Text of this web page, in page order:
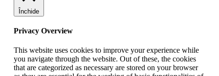
Închide
Privacy Overview
This website uses cookies to improve your experience while
you navigate through the website. Out of these, the cookies
that are categorized as necessary are stored on your browser